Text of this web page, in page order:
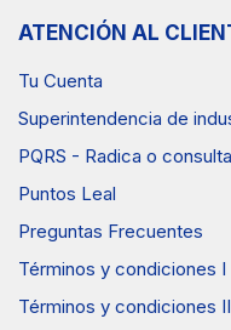
ATENCIÓN AL
Tu Cuenta
Superintendencia de
PQRS - Radica o
Puntos Leal
Preguntas Frecuentes
Términos y condiciones I
Términos y condiciones